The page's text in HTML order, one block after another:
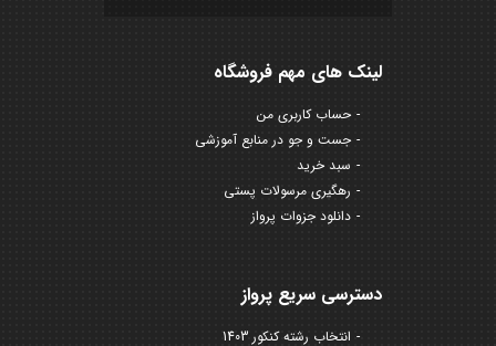
لینک های مهم فروشگاه
حساب کاربری من
جست و جو در منابع آموزشی
سبد خرید
رهگیری مرسولات پستی
دانلود جزوات پرواز
دسترسی سریع پرواز
انتخاب رشته کنکور 1403